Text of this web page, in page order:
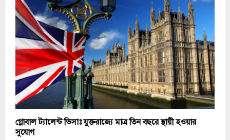
গ্লোবাল ট্যালেন্ট ভিসাঃ যুক্তরাজ্যে মাত্র তিন বছরে স্থায়ী হওয়ার
সুযোগ